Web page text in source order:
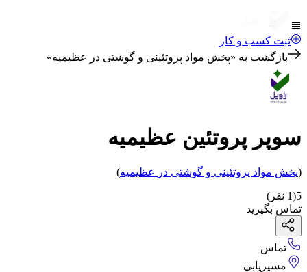
ثبت کسب و کار
بازگشت به «پخش مواد پروتئینی و گوشتی در عظیمیه»
سوپر پروتئين عظيمیه
(پخش مواد پروتئینی و گوشتی در عظیمیه)
5
(
1 نفر)
تماس بگیرید
تماس
مسیریابی